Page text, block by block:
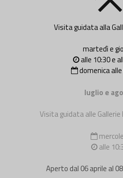
Visita guidata alla
martedì e
alle 10:30 e
domenica alle
luglio e
Visita guidata alle
alle
Aperto dal 06 aprile al